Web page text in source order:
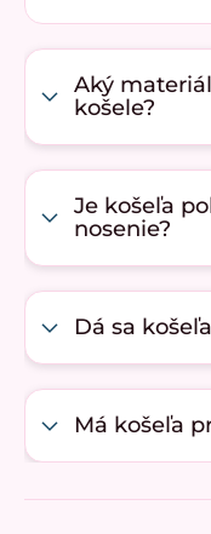
Aký
košele?
Je košeľa
nosenie?
Dá sa
Má košeľa